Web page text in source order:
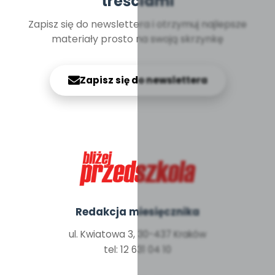
Zapisz się do newslettera i otrzymuj najlepsze
materiały prosto na swoją skrzynkę
Zapisz się do newslettera
Redakcja miesięcznika
ul. Kwiatowa 3, 30-437 Kraków
tel: 12 631 04 10